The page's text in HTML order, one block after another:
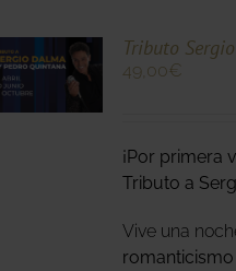
Tributo
49,00€
¡Por primera
Tributo a
Vive una